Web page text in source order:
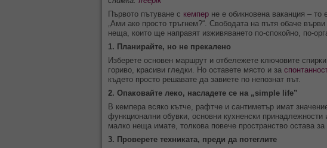
Първото пътуване с кемпер не е обикновена ваканция –
„Ами ако просто тръгнем?“. Свободата на пътя обаче
неща, които ще направят изживяването по-спокойно, по-
1. Планирайте, но не прекалено
Изберете основен маршрут и отбележете ключовите
гориво, красиви гледки. Но оставете място и за
където просто решавате да завиете по непознат път.
2. Опаковайте леко, насладете се на „simple life”
В кемпера всяко кътче, рафтче и сантиметър имат
функционални обувки, основни кухненски принадлежности
малко неща имате, толкова повече пространство остава за
3. Проверете техниката, преди да потеглите